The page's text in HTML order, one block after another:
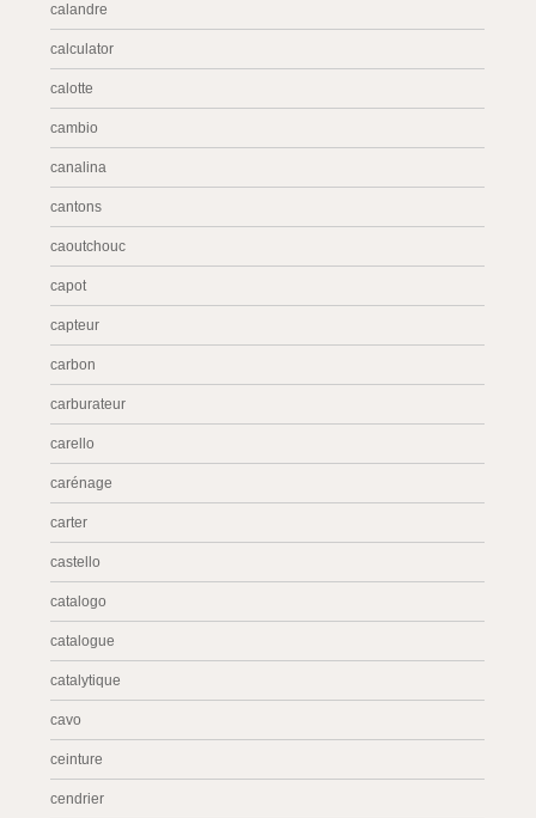
calandre
calculator
calotte
cambio
canalina
cantons
caoutchouc
capot
capteur
carbon
carburateur
carello
carénage
carter
castello
catalogo
catalogue
catalytique
cavo
ceinture
cendrier